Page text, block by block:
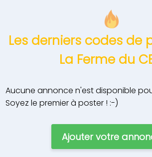
Les derniers codes de
La Ferme du
Aucune annonce n'est disponible
Soyez le premier à poster ! :-)
Ajouter votre